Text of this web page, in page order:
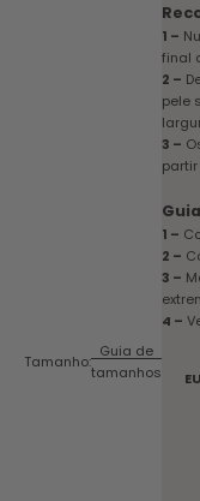
Tamanho:
Guia de
tamanhos
1 –
final
2 –
pele
3 –
1 –
2 –
3 –
4 –